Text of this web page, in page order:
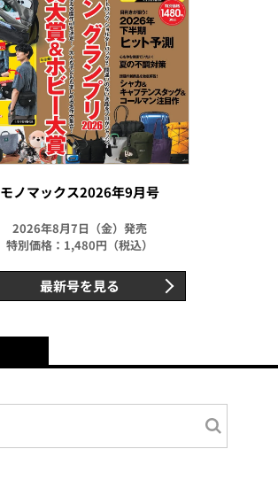
モノマックス2026年9月号
2026年8月7日（金）発売
特別価格：1,480円（税込）
最新号を見る